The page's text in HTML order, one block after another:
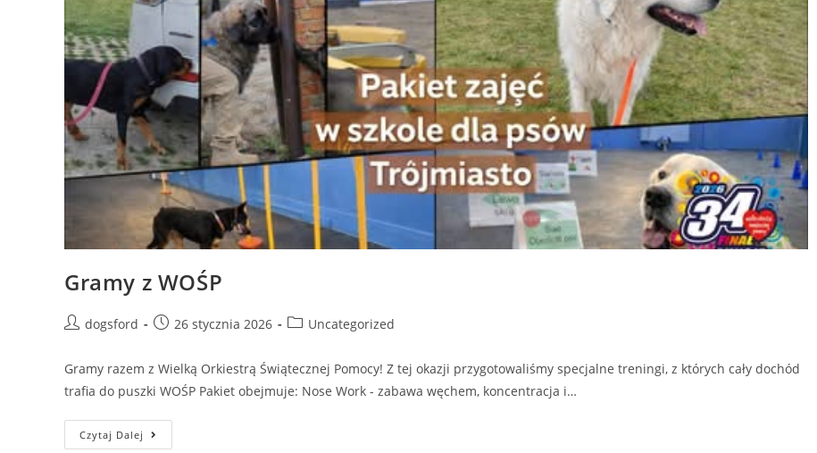
Gramy z WOŚP
Postdogsford
Post26 stycznia 2026
PostUncategorized
Gramy razem z Wielką Orkiestrą Świątecznej Pomocy! Z tej okazji przygotowaliśmy specjalne treningi, z których cały dochód
trafia do puszki WOŚP Pakiet obejmuje: Nose Work - zabawa węchem, koncentracja i…
Czytaj Dalej Gramy
Z